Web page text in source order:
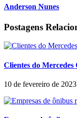
Anderson Nunes
Postagens
Clientes do
10 de fevereiro de 2023